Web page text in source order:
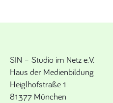
SIN – Studio im Netz e.V.
Haus der Medienbildung
Heiglhofstraße 1
81377 München